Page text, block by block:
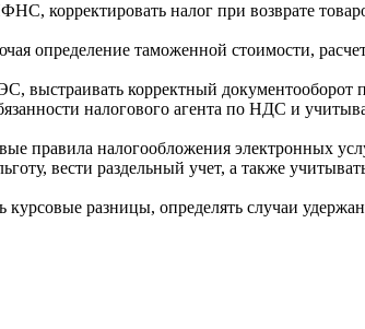
корректировать налог при возврате
определение таможенной стоимости,
выстраивать корректный документооборот
налогового агента по НДС и
правила налогообложения электронных
вести раздельный учет, а также
разницы, определять случаи